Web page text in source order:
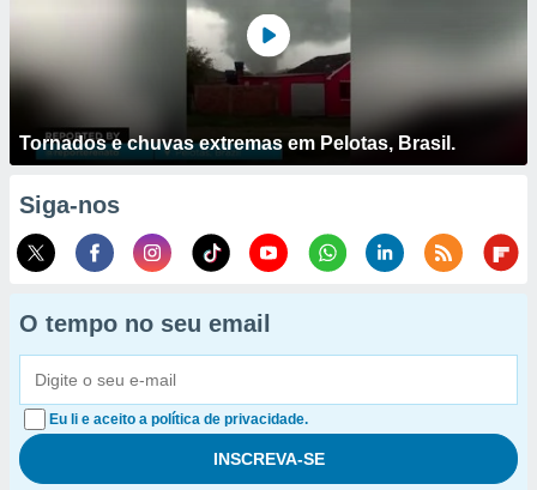
Tornados e chuvas extremas em Pelotas, Brasil.
Siga-nos
O tempo no seu email
Eu li e aceito a política de privacidade.